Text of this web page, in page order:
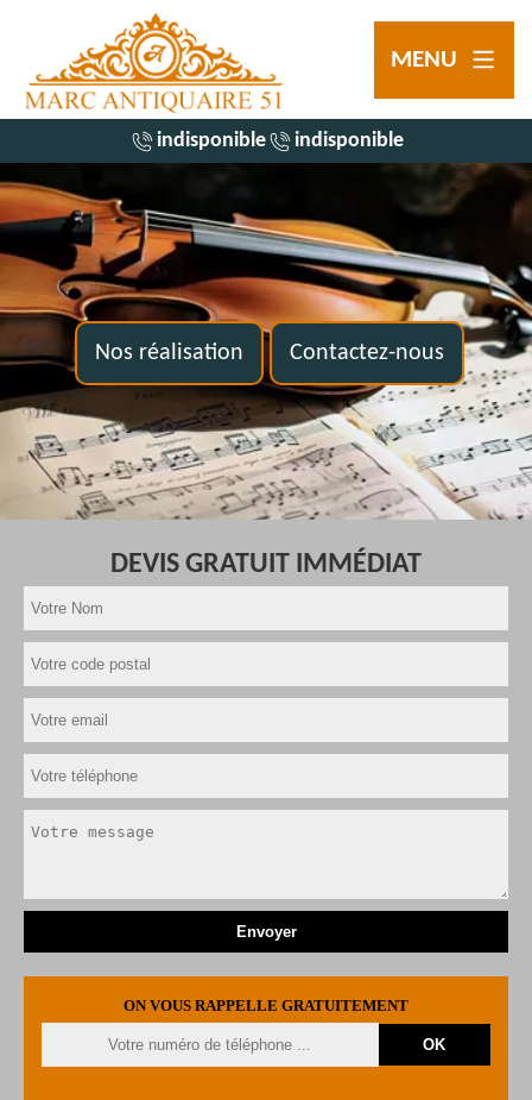
MENU
indisponible indisponible
Nos réalisation Contactez-nous
DEVIS GRATUIT IMMÉDIAT
ON VOUS RAPPELLE GRATUITEMENT